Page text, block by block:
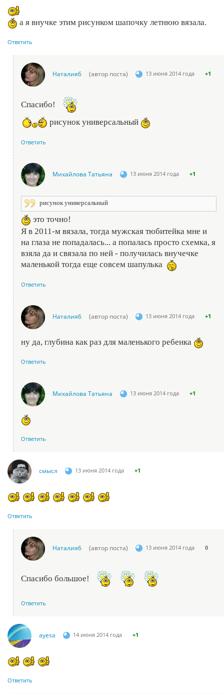
а я внучке этим рисунком шапочку летнюю вязала.
Ответить
Наталия6 (автор поста) 13 июня 2014 года +1
Спасибо!
рисунок универсальный
Ответить
Михайлова Татьяна 13 июня 2014 года +1
рисунок универсальный
это точно!
Я в 2011-м вязала, тогда мужская тюбитейка мне и
на глаза не попадалась... а попалась просто схемка, я
взяла да и связала по ней - получилась внучечке
маленькой тогда еще совсем шапулька
Ответить
Наталия6 (автор поста) 13 июня 2014 года +1
ну да, глубина как раз для маленького ребенка
Ответить
Михайлова Татьяна 13 июня 2014 года +1
Ответить
смысл 13 июня 2014 года +1
Ответить
Наталия6 (автор поста) 13 июня 2014 года 0
Спасибо большое!
Ответить
ayesa 14 июня 2014 года +1
Ответить